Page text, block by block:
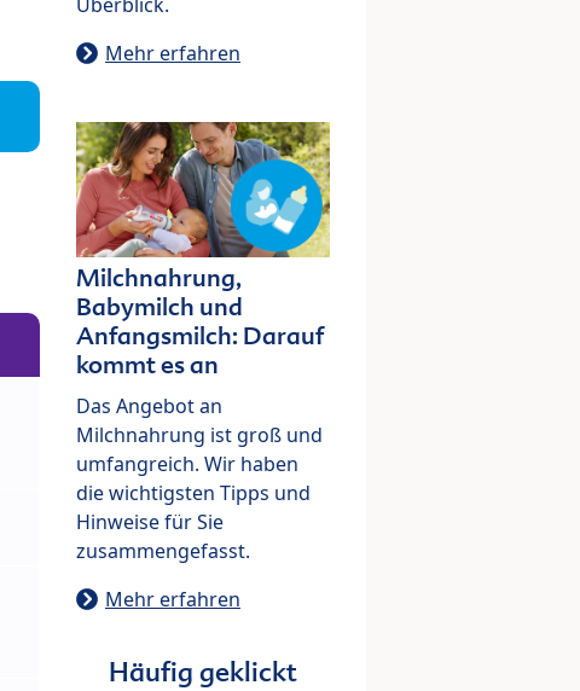
Mehr erfahren
Milchnahrung,
Babymilch und
Anfangsmilch: Darauf
kommt es an
Das Angebot an
Milchnahrung ist groß und
umfangreich. Wir haben
die wichtigsten Tipps und
Hinweise für Sie
zusammengefasst.
Mehr erfahren
Häufig geklickt